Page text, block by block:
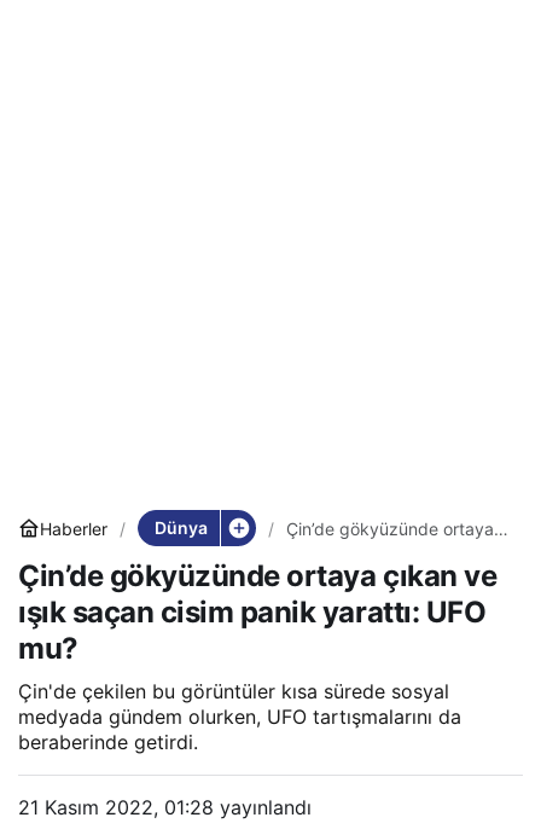
Haberler Dünya
Çin’de gökyüzünde ortaya
panik yarattı: UFO mu?
Çin’de gökyüzünde ortaya çıkan ve
ışık saçan cisim panik yarattı: UFO
mu?
Çin'de çekilen bu görüntüler kısa sürede sosyal
medyada gündem olurken, UFO tartışmalarını da
beraberinde getirdi.
21 Kasım 2022, 01:28 yayınlandı